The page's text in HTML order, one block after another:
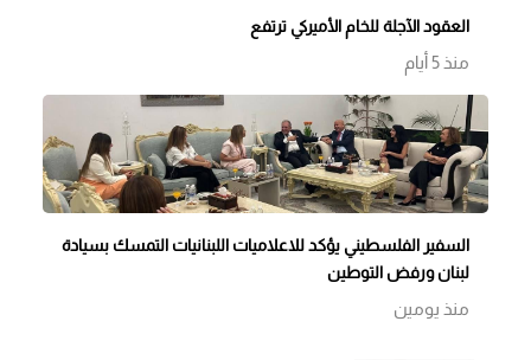
العقود الآجلة للخام الأميركي ترتفع
منذ 5 أيام
السفير الفلسطيني يؤكد للاعلاميات اللبنانيات التمسك بسيادة
لبنان ورفض التوطين
منذ يومين